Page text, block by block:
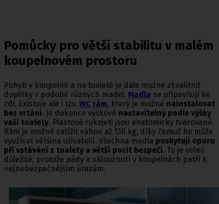
Pomůcky pro větší stabilitu v malém
koupelnovém prostoru
Pohyb v koupelně a na toaletě je dále možné zkvalitnit
doplňky v podobě různých madel. Madla se připevňují ke
zdi. Existuje ale i tzv. WC rám, který je možné nainstalovat
bez vrtání. Je dokonce výškově nastavitelný podle výšky
vaší toalety. Plastové rukojeti jsou anatomicky tvarované.
Rám je možné zatížit váhou až 130 kg, díky čemuž ho může
využívat většina uživatelů. Všechna madla poskytují oporu
při vstávání z toalety a větší pocit bezpečí. To je velmi
důležité, protože pády a uklouznutí v koupelnách patří k
nejnebezpečnějším úrazům.